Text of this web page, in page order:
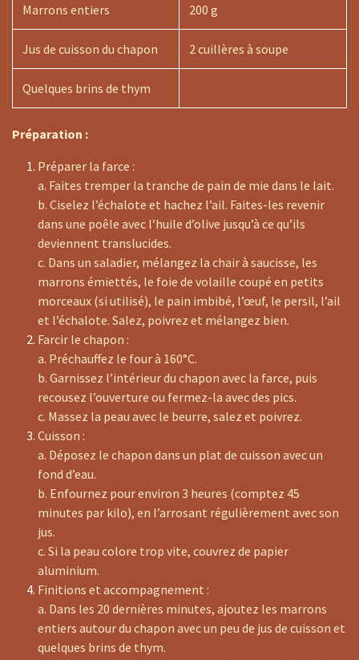
Marrons entiers 200 g
Jus de cuisson du chapon 2 cuillères à soupe
Quelques brins de thym
Préparation :
Préparer la farce :
a. Faites tremper la tranche de pain de mie dans le lait.
b. Ciselez l’échalote et hachez l’ail. Faites-les revenir
dans une poêle avec l’huile d’olive jusqu’à ce qu’ils
deviennent translucides.
c. Dans un saladier, mélangez la chair à saucisse, les
marrons émiettés, le foie de volaille coupé en petits
morceaux (si utilisé), le pain imbibé, l’œuf, le persil, l’ail
et l’échalote. Salez, poivrez et mélangez bien.
Farcir le chapon :
a. Préchauffez le four à 160°C.
b. Garnissez l’intérieur du chapon avec la farce, puis
recousez l’ouverture ou fermez-la avec des pics.
c. Massez la peau avec le beurre, salez et poivrez.
Cuisson :
a. Déposez le chapon dans un plat de cuisson avec un
fond d’eau.
b. Enfournez pour environ 3 heures (comptez 45
minutes par kilo), en l’arrosant régulièrement avec son
jus.
c. Si la peau colore trop vite, couvrez de papier
aluminium.
Finitions et accompagnement :
a. Dans les 20 dernières minutes, ajoutez les marrons
entiers autour du chapon avec un peu de jus de cuisson et
quelques brins de thym.